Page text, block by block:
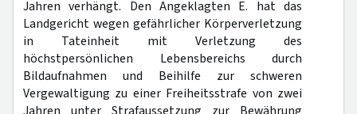
Jahren verhängt. Den Angeklagten E. hat das
Landgericht wegen gefährlicher Körperverletzung
in Tateinheit mit Verletzung des
höchstpersönlichen Lebensbereichs durch
Bildaufnahmen und Beihilfe zur schweren
Vergewaltigung zu einer Freiheitsstrafe von zwei